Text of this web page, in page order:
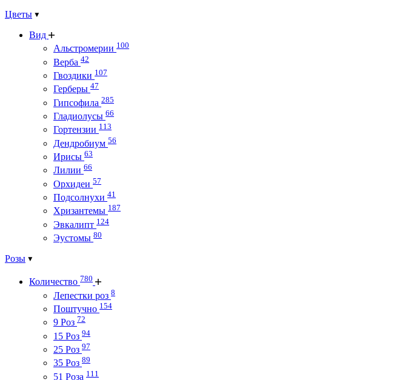
Цветы
Вид
Альстромерии 100
Верба 42
Гвоздики 107
Герберы 47
Гипсофила 285
Гладиолусы 66
Гортензии 113
Дендробиум 56
Ирисы 63
Лилии 66
Орхидеи 57
Подсолнухи 41
Хризантемы 187
Эвкалипт 124
Эустомы 80
Розы
Количество 780
Лепестки роз 8
Поштучно 154
9 Роз 72
15 Роз 94
25 Роз 97
35 Роз 89
51 Роза 111